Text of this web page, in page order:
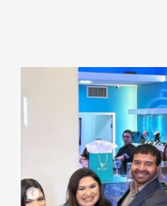
reapresentará no clube
O Fluminense e o
transferência do meio-
adquiriu os direitos
econômicos e irá assinar
anos. A assinatura e